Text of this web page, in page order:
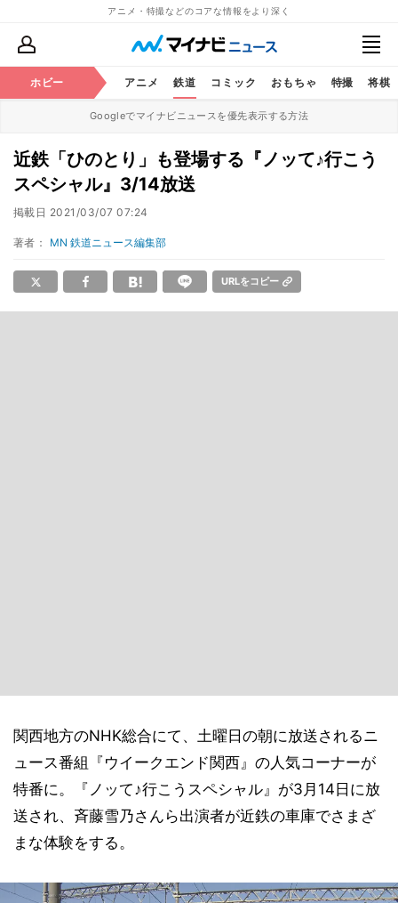
アニメ・特撮などのコアな情報をより深く
ホビー アニメ 鉄道 コミック おもちゃ 特撮 将棋
Googleでマイナビニュースを優先表示する方法
近鉄「ひのとり」も登場する『ノッて♪行こう
スペシャル』3/14放送
掲載日 2021/03/07 07:24
著者： MN 鉄道ニュース編集部
URLをコピー
関西地方のNHK総合にて、土曜日の朝に放送されるニ
ュース番組『ウイークエンド関西』の人気コーナーが
特番に。『ノッて♪行こうスペシャル』が3月14日に放
送され、斉藤雪乃さんら出演者が近鉄の車庫でさまざ
まな体験をする。